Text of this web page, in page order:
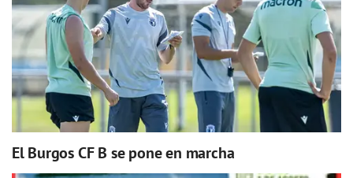
El Burgos CF B se pone en marcha